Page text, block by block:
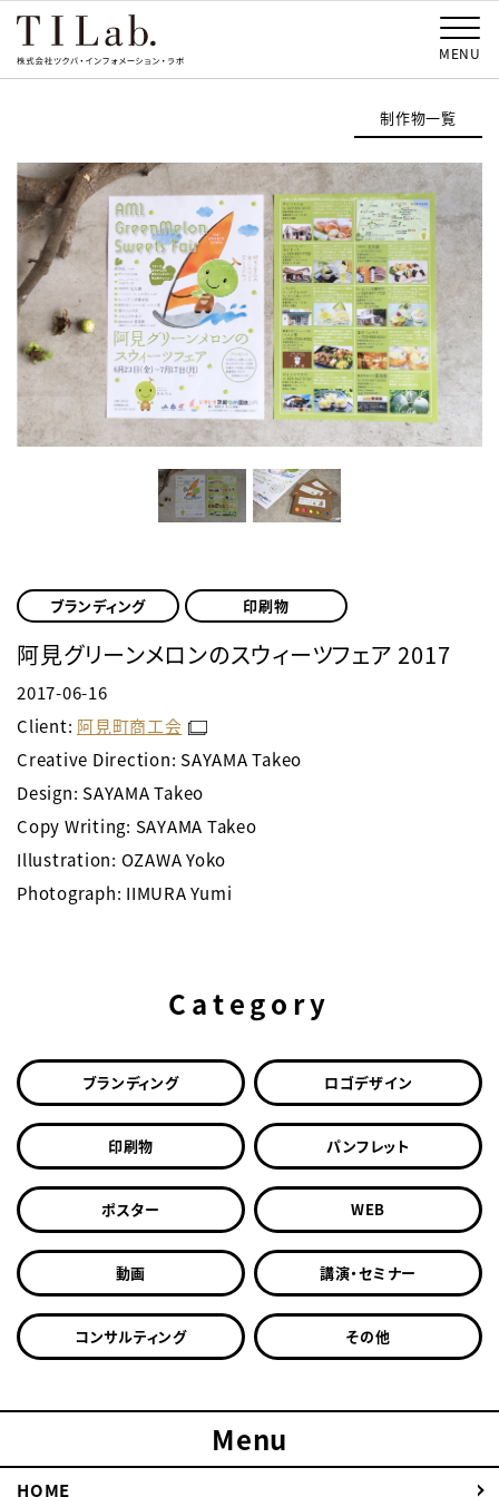
MENU
ブランディング 印刷物
阿見グリーンメロンのスウィーツフェア 2017
2017-06-16
Client: 阿見町商工会
Creative Direction: SAYAMA Takeo
Design: SAYAMA Takeo
Copy Writing: SAYAMA Takeo
Illustration: OZAWA Yoko
Photograph: IIMURA Yumi
制作物一覧
Category
ブランディング ロゴデザイン
印刷物 パンフレット
ポスター WEB
動画 講演・セミナー
コンサルティング その他
Menu
HOME